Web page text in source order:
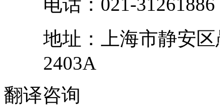
地址：
上海市静安区
2403A
翻译咨询